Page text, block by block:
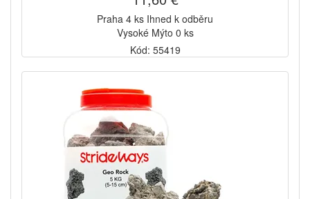
Praha 4 ks Ihned k odběru
Vysoké Mýto 0 ks
Kód: 55419